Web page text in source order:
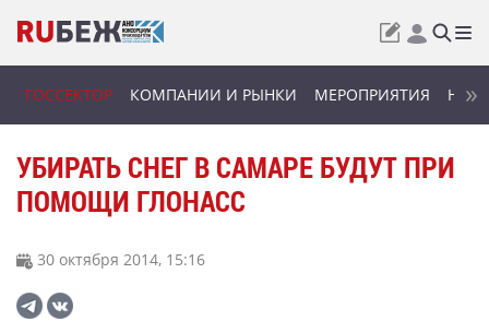
ГОССЕКТОР КОМПАНИИ И РЫНКИ МЕРОПРИЯТИЯ
УБИРАТЬ СНЕГ В САМАРЕ БУДУТ ПРИ
ПОМОЩИ ГЛОНАСС
30 октября 2014, 15:16